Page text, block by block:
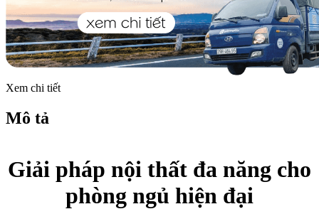
Xem chi tiết
Mô tả
Giải pháp nội thất đa năng cho
phòng ngủ hiện đại